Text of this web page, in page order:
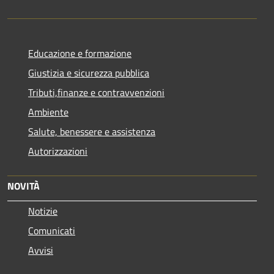
Educazione e formazione
Giustizia e sicurezza pubblica
Tributi,finanze e contravvenzioni
Ambiente
Salute, benessere e assistenza
Autorizzazioni
NOVITÀ
Notizie
Comunicati
Avvisi